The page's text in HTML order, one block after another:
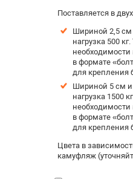
Поставляется в
Шириной 2,5
нагрузка 500
в формате
для крепления
Шириной 5 см
нагрузка 1500
в формате
для крепления
Цвета в
камуфляж